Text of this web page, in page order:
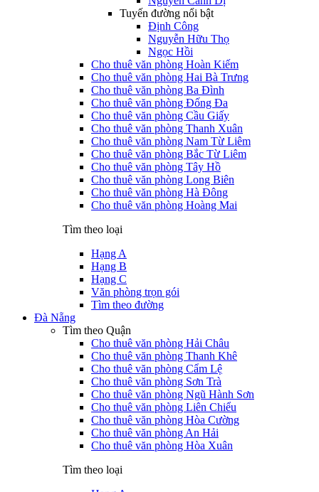
Tuyến đường nổi bật
Định Công
Nguyễn Hữu Thọ
Ngọc Hồi
Cho thuê văn phòng Hoàn Kiếm
Cho thuê văn phòng Hai Bà Trưng
Cho thuê văn phòng Ba Đình
Cho thuê văn phòng Đống Đa
Cho thuê văn phòng Cầu Giấy
Cho thuê văn phòng Thanh Xuân
Cho thuê văn phòng Nam Từ Liêm
Cho thuê văn phòng Bắc Từ Liêm
Cho thuê văn phòng Tây Hồ
Cho thuê văn phòng Long Biên
Cho thuê văn phòng Hà Đông
Cho thuê văn phòng Hoàng Mai
Tìm theo loại
Hạng A
Hạng B
Hạng C
Văn phòng trọn gói
Tìm theo đường
Đà Nẵng
Tìm theo Quận
Cho thuê văn phòng Hải Châu
Cho thuê văn phòng Thanh Khê
Cho thuê văn phòng Cẩm Lệ
Cho thuê văn phòng Sơn Trà
Cho thuê văn phòng Ngũ Hành Sơn
Cho thuê văn phòng Liên Chiểu
Cho thuê văn phòng Hòa Cường
Cho thuê văn phòng An Hải
Cho thuê văn phòng Hòa Xuân
Tìm theo loại